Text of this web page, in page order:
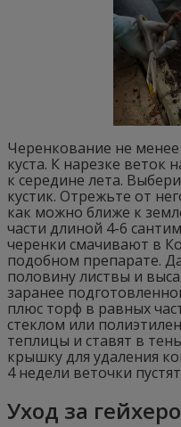
Черенкование не
куста. К нарезке веток
к середине лета.
кустик. Отрежьте от
как можно ближе к
части длиной 4-6
черенки смачивают в
подобном препарате.
половину листвы и
заранее
плюс торф в равных
стеклом или
теплицы и ставят в
крышку для удаления
4 недели веточки
Уход за